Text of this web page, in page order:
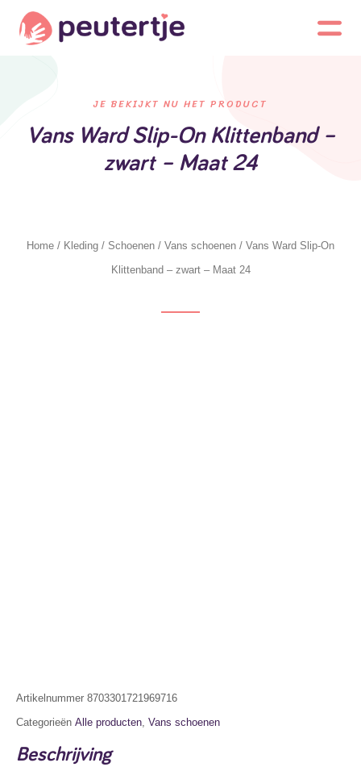
JE BEKIJKT NU HET PRODUCT
Vans Ward Slip-On Klittenband –
zwart – Maat 24
Home / Kleding / Schoenen / Vans schoenen / Vans Ward Slip-On
Klittenband – zwart – Maat 24
Artikelnummer 8703301721969716
Categorieën Alle producten, Vans schoenen
Beschrijving